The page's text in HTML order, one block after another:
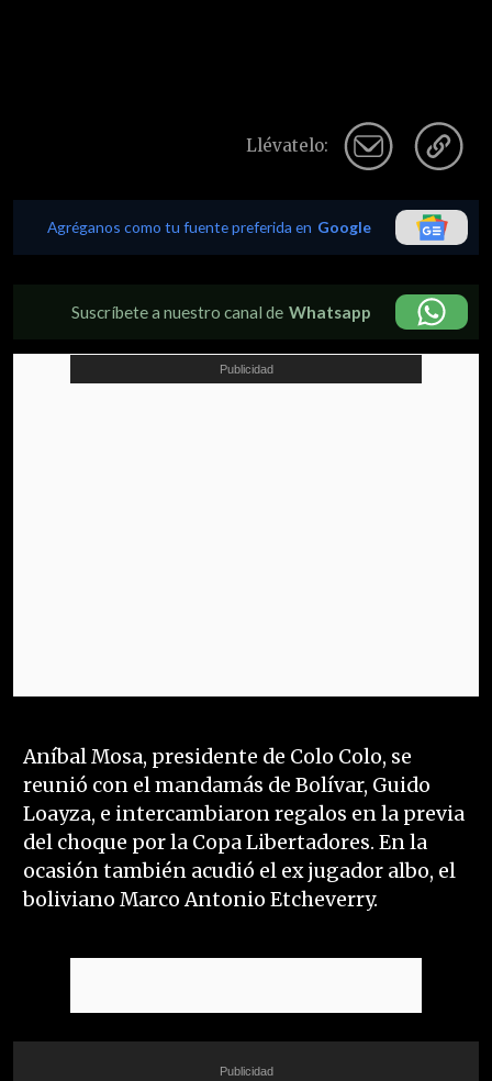
Llévatelo:
Agréganos como tu fuente preferida en Google
Suscríbete a nuestro canal de Whatsapp
Aníbal Mosa, presidente de Colo Colo, se
reunió con el mandamás de Bolívar, Guido
Loayza, e intercambiaron regalos en la previa
del choque por la Copa Libertadores. En la
ocasión también acudió el ex jugador albo, el
boliviano Marco Antonio Etcheverry.